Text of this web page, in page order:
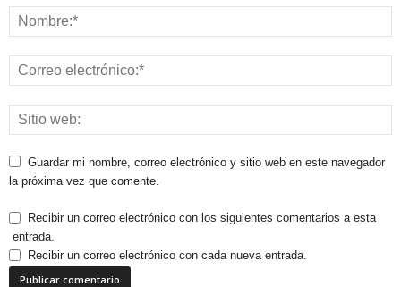
Guardar mi nombre, correo electrónico y sitio web en este navegador
la próxima vez que comente.
Recibir un correo electrónico con los siguientes comentarios a esta
entrada.
Recibir un correo electrónico con cada nueva entrada.